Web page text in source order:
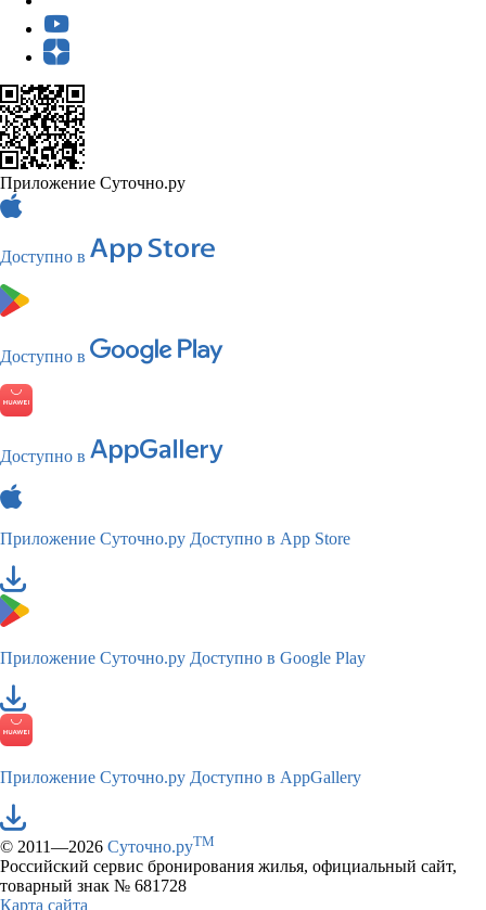
Приложение Суточно.ру
Доступно в
Доступно в
Доступно в
Приложение Суточно.ру Доступно в App Store
Приложение Суточно.ру Доступно в Google Play
Приложение Суточно.ру Доступно в AppGallery
© 2011—2026 Суточно.руTM
Российский сервис бронирования жилья, официальный сайт,
товарный знак № 681728
Карта сайта